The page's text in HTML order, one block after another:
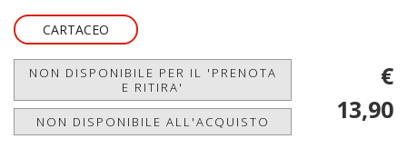
CARTACEO
NON DISPONIBILE PER IL 'PRENOTA
E RITIRA'
NON DISPONIBILE ALL'ACQUISTO
€
13,90